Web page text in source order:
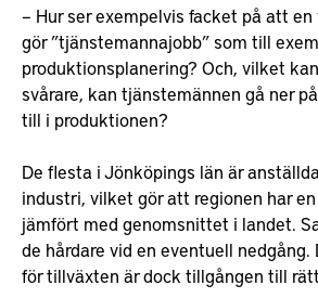
– Hur ser exempelvis facket på att
gör ”tjänstemannajobb” som till
produktionsplanering? Och, vilket
svårare, kan tjänstemännen gå ner
till i produktionen?
De flesta i Jönköpings län är
industri, vilket gör att regionen har
jämfört med genomsnittet i landet.
de hårdare vid en eventuell
för tillväxten är dock tillgången till